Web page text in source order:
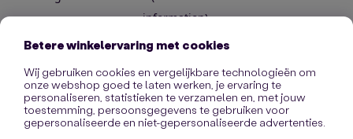
information).
Betere winkelervaring met cookies
Wij gebruiken cookies en vergelijkbare technologieën om
onze webshop goed te laten werken, je ervaring te
personaliseren, statistieken te verzamelen en, met jouw
toestemming, persoonsgegevens te gebruiken voor
gepersonaliseerde en niet-gepersonaliseerde advertenties.